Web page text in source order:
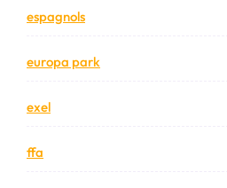
espagnols
europa park
exel
ffa